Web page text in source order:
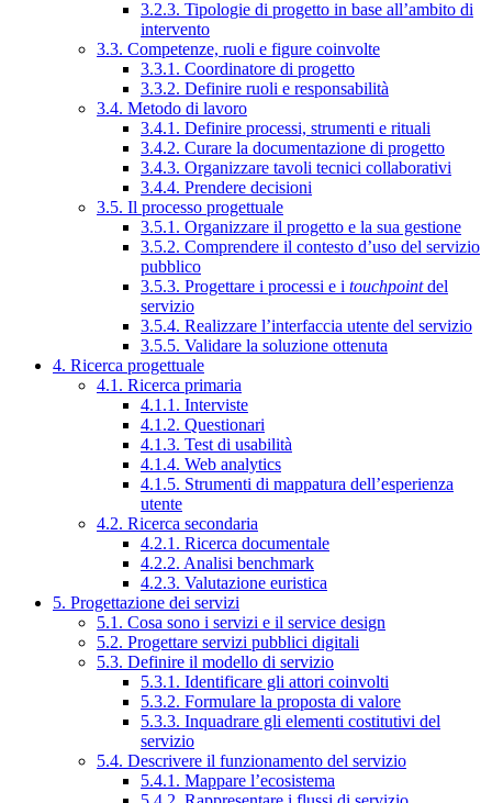
3.2.3. Tipologie di progetto in base all’ambito di
intervento
3.3. Competenze, ruoli e figure coinvolte
3.3.1. Coordinatore di progetto
3.3.2. Definire ruoli e responsabilità
3.4. Metodo di lavoro
3.4.1. Definire processi, strumenti e rituali
3.4.2. Curare la documentazione di progetto
3.4.3. Organizzare tavoli tecnici collaborativi
3.4.4. Prendere decisioni
3.5. Il processo progettuale
3.5.1. Organizzare il progetto e la sua gestione
3.5.2. Comprendere il contesto d’uso del servizio
pubblico
3.5.3. Progettare i processi e i touchpointdel
servizio
3.5.4. Realizzare l’interfaccia utente del servizio
3.5.5. Validare la soluzione ottenuta
4. Ricerca progettuale
4.1. Ricerca primaria
4.1.1. Interviste
4.1.2. Questionari
4.1.3. Test di usabilità
4.1.4. Web analytics
4.1.5. Strumenti di mappatura dell’esperienza
utente
4.2. Ricerca secondaria
4.2.1. Ricerca documentale
4.2.2. Analisi benchmark
4.2.3. Valutazione euristica
5. Progettazione dei servizi
5.1. Cosa sono i servizi e il service design
5.2. Progettare servizi pubblici digitali
5.3. Definire il modello di servizio
5.3.1. Identificare gli attori coinvolti
5.3.2. Formulare la proposta di valore
5.3.3. Inquadrare gli elementi costitutivi del
servizio
5.4. Descrivere il funzionamento del servizio
5.4.1. Mappare l’ecosistema